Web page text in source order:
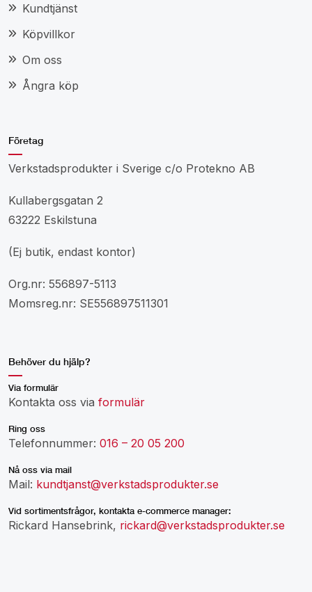
Kundtjänst
Köpvillkor
Om oss
Ångra köp
Företag
Verkstadsprodukter i Sverige c/o Protekno AB
Kullabergsgatan 2
63222 Eskilstuna
(Ej butik, endast kontor)
Org.nr: 556897-5113
Momsreg.nr: SE556897511301
Behöver du hjälp?
Via formulär
Kontakta oss via formulär
Ring oss
Telefonnummer: 016 – 20 05 200
Nå oss via mail
Mail: kundtjanst@verkstadsprodukter.se
Vid sortimentsfrågor, kontakta e-commerce manager:
Rickard Hansebrink, rickard@verkstadsprodukter.se